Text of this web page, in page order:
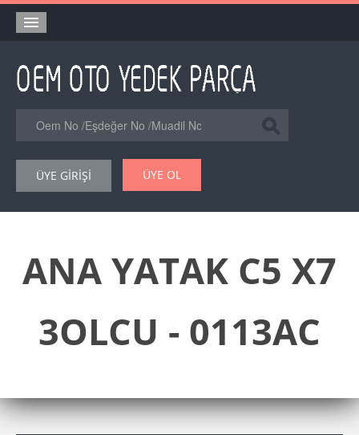
Orjinal Yedek Parça
Eşdeğer Muadil Yedek Parça
Şase Numarası VIN Yedekparça Sorgulama
Hakkımızda
Forum
ÜYE GİRİŞİ ÜYE OL
ANA YATAK C5 X7
3OLCU - 0113AC